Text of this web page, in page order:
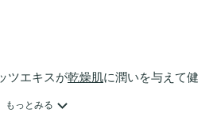
ツエキスが乾燥肌に潤いを与えて健
もっとみる